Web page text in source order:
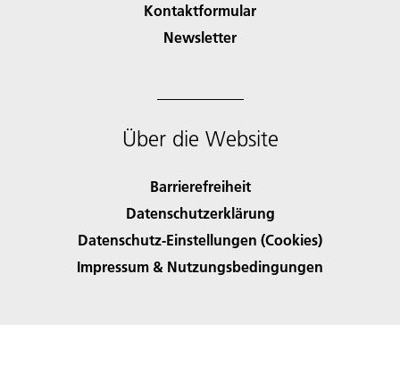
Kontaktformular
Newsletter
Über die Website
Barrierefreiheit
Datenschutzerklärung
Datenschutz-Einstellungen (Cookies)
Impressum & Nutzungsbedingungen